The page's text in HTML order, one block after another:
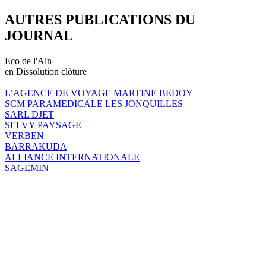
AUTRES PUBLICATIONS DU
JOURNAL
Eco de l'Ain
en Dissolution clôture
L’AGENCE DE VOYAGE MARTINE BEDOY
SCM PARAMEDICALE LES JONQUILLES
SARL DJET
SELVY PAYSAGE
VERBEN
BARRAKUDA
ALLIANCE INTERNATIONALE
SAGEMIN